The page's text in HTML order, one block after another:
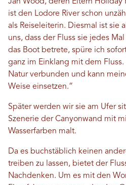
ist den Lodore River schon
als Reiseleiterin. Diesmal ist sie
uns, dass der Fluss sie jedes
das Boot betrete, spüre ich
ganz im Einklang mit dem
Natur verbunden und kann
Weise einsetzen.“
Später werden wir sie am Ufer
Szenerie der Canyonwand mit
Wasserfarben malt.
Da es buchstäblich keinen
treiben zu lassen, bietet der
Nachdenken. Um es mit den